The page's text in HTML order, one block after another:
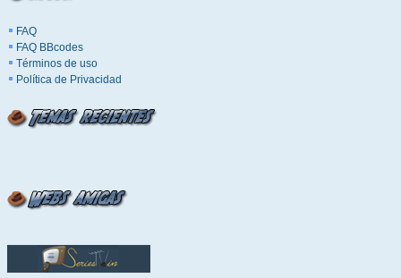
FAQ
FAQ BBcodes
Términos de uso
Política de Privacidad